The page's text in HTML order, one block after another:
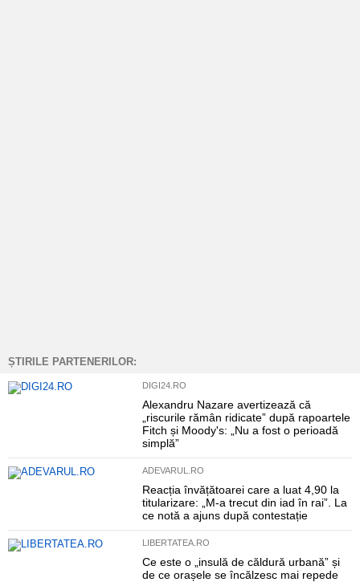
ȘTIRILE PARTENERILOR:
DIGI24.RO
Alexandru Nazare avertizează că
„riscurile rămân ridicate” după rapoartele
Fitch și Moody's: „Nu a fost o perioadă
simplă”
ADEVARUL.RO
Reacția învățătoarei care a luat 4,90 la
titularizare: „M-a trecut din iad în rai”. La
ce notă a ajuns după contestație
LIBERTATEA.RO
Ce este o „insulă de căldură urbană” și
de ce orașele se încălzesc mai repede